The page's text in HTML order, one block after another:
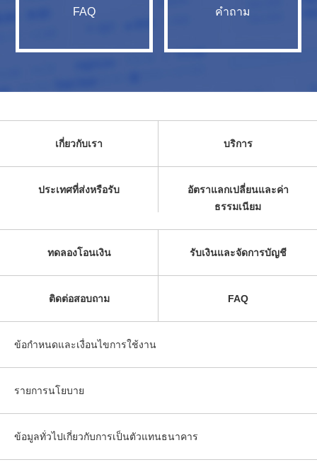
FAQ คำถาม
เกี่ยวกับเรา บริการ
ประเทศที่ส่งหรือรับ
อัตราแลกเปลี่ยนและค่า
ธรรมเนียม
ทดลองโอนเงิน รับเงินและจัดการบัญชี
ติดต่อสอบถาม FAQ
ข้อกำหนดและเงื่อนไขการใช้งาน
รายการนโยบาย
ข้อมูลทั่วไปเกี่ยวกับการเป็นตัวแทนธนาคาร